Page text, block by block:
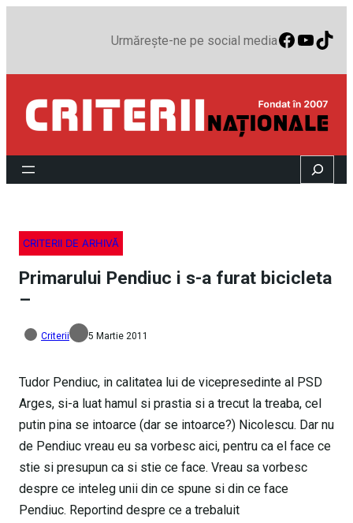
Urmărește-ne pe social media
Search
CRITERII DE ARHIVĂ
Primarului Pendiuc i s-a furat bicicleta
–
Criterii 5 Martie 2011
Tudor Pendiuc, in calitatea lui de vicepresedinte al PSD
Arges, si-a luat hamul si prastia si a trecut la treaba, cel
putin pina se intoarce (dar se intoarce?) Nicolescu. Dar nu
de Pendiuc vreau eu sa vorbesc aici, pentru ca el face ce
stie si presupun ca si stie ce face. Vreau sa vorbesc
despre ce inteleg unii din ce spune si din ce face
Pendiuc. Reportind despre ce a trebaluit